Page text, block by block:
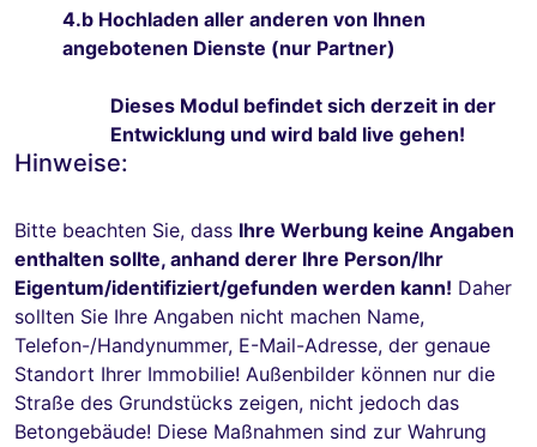
4.b Hochladen aller anderen von Ihnen
angebotenen Dienste (nur Partner)
Dieses Modul befindet sich derzeit in der
Entwicklung und wird bald live gehen!
Hinweise:
Bitte beachten Sie, dass Ihre Werbung keine Angaben
enthalten sollte, anhand derer Ihre Person/Ihr
Eigentum/identifiziert/gefunden werden kann! Daher
sollten Sie Ihre Angaben nicht machen Name,
Telefon-/Handynummer, E-Mail-Adresse, der genaue
Standort Ihrer Immobilie! Außenbilder können nur die
Straße des Grundstücks zeigen, nicht jedoch das
Betongebäude! Diese Maßnahmen sind zur Wahrung